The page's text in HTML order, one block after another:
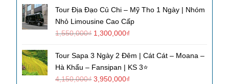
Tour Địa Đạo Củ Chi – Mỹ Tho 1 Ngày | Nhóm
Nhỏ Limousine Cao Cấp
1,550,000₫ 1,300,000₫
Tour Sapa 3 Ngày 2 Đêm | Cát Cát – Moana –
Hà Khẩu – Fansipan | KS 3⭐
4,150,000₫ 3,950,000₫